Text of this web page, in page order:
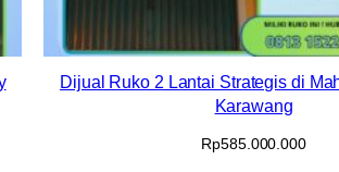
Dijual Ruko 2 Lantai Strategis di
Karawang
Rp585.000.000